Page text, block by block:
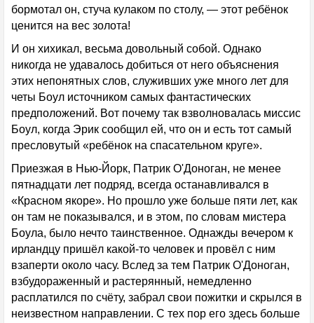
бормотал он, стуча кулаком по столу, — этот ребёнок
ценится на вес золота!
И он хихикал, весьма довольный собой. Однако
никогда не удавалось добиться от него объяснения
этих непонятных слов, служивших уже много лет для
четы Боул источником самых фантастических
предположений. Вот почему так взволновалась миссис
Боул, когда Эрик сообщил ей, что он и есть тот самый
пресловутый «ребёнок на спасательном круге».
Приезжая в Нью-Йорк, Патрик О'Доноган, не менее
пятнадцати лет подряд, всегда останавливался в
«Красном якоре». Но прошло уже больше пяти лет, как
он там не показывался, и в этом, по словам мистера
Боула, было нечто таинственное. Однажды вечером к
ирландцу пришёл какой-то человек и провёл с ним
взаперти около часу. Вслед за тем Патрик О'Доноган,
взбудораженный и растерянный, немедленно
расплатился по счёту, забрал свои пожитки и скрылся в
неизвестном направлении. С тех пор его здесь больше